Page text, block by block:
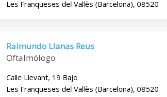
Les Franqueses del Vallès (Barcelona), 08520
Raimundo Llanas Reus
Oftalmólogo
Calle Llevant, 19 Bajo
Les Franqueses del Vallès (Barcelona), 08520